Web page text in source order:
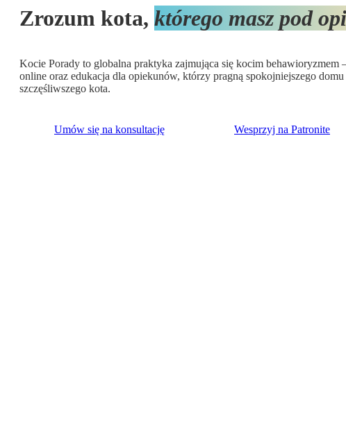
Zrozum kota, którego masz pod
Kocie Porady to globalna praktyka zajmująca się kocim behawioryzmem
online oraz edukacja dla opiekunów, którzy pragną spokojniejszego domu
szczęśliwszego kota.
Umów się na konsultację Wesprzyj na Patronite